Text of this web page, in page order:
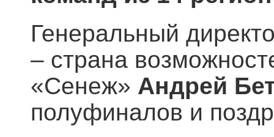
Генеральный
– страна
«Сенеж» Андрей
полуфиналов и